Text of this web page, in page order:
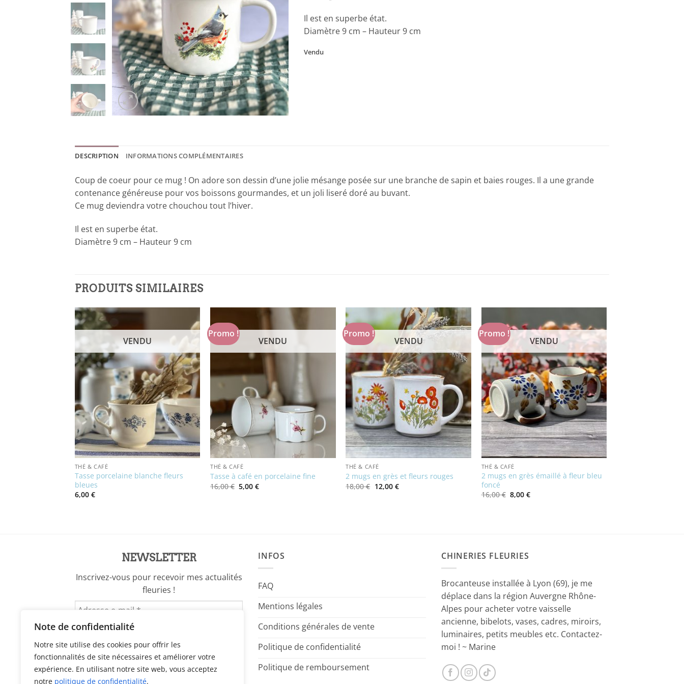
Note de confidentialité
Notre site utilise des cookies pour offrir les
fonctionnalités de site nécessaires et améliorer votre
expérience. En utilisant notre site web, vous acceptez
notre politique de confidentialité.
Il est en superbe état.
Diamètre 9 cm – Hauteur 9 cm
Vendu
DESCRIPTION INFORMATIONS COMPLÉMENTAIRES
Coup de coeur pour ce mug ! On adore son dessin d’une jolie mésange posée sur une branche de sapin et baies rouges. Il a une grande
contenance généreuse pour vos boissons gourmandes, et un joli liseré doré au buvant.
Ce mug deviendra votre chouchou tout l’hiver.
Il est en superbe état.
Diamètre 9 cm – Hauteur 9 cm
PRODUITS SIMILAIRES
VENDU
THÉ & CAFÉ
Tasse porcelaine blanche fleurs
bleues
6,00 €
Promo !
VENDU
THÉ & CAFÉ
Tasse à café en porcelaine fine
16,00€ Le
prix
5,00€Le
Promo !
VENDU
THÉ & CAFÉ
2 mugs en grès et fleurs rouges
18,00€ Le
prix
12,00 €Le
Promo !
VENDU
THÉ & CAFÉ
2 mugs en grès émaillé à fleur bleu
foncé
16,00€ Le
prix
8,00 €Le
NEWSLETTER
Inscrivez-vous pour recevoir mes actualités
fleuries !
INFOS
FAQ
Mentions légales
Conditions générales de vente
Politique de confidentialité
Politique de remboursement
CHINERIES FLEURIES
Brocanteuse installée à Lyon (69), je me
déplace dans la région Auvergne Rhône-
Alpes pour acheter votre vaisselle
ancienne, bibelots, vases, cadres, miroirs,
luminaires, petits meubles etc. Contactez-
moi ! ~ Marine